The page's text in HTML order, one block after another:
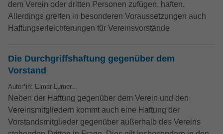
dem Verein oder dritten Personen zufügen, haften.
Allerdings greifen in besonderen Voraussetzungen auch
Haftungserleichterungen für Vereinsvorstände.
Die Durchgriffshaftung gegenüber dem
Vorstand
Autor*in: Elmar Lumer...
Neben der Haftung gegenüber dem Verein und den
Vereinsmitgliedern kommt auch eine Haftung der
Vorstandsmitglieder gegenüber außerhalb des Vereins
Anbieter TYPO3
Laufzeit 1 Jahr
Zweck
Enthält die gewählten Tracking-Optin-
Zweck
Kampagnendaten zu berechnen und die
Nutzung der Website für den
Analysebericht der Website zu verfolgen.
generierte Nummer zu, um eindeutige
Name _gid
Anbieter Google LLC
Anbieter Google LLC
Laufzeit 6 Monate
Zweck
ID, über die Google Ihre bevorzugten
Sprache (z. B. Deutsch), wie viele
Suchergebnisse pro Seite angezeigt
werden sollen (z. B. 10 oder 20) und ob
der Google SafeSearch-Filter aktiviert sein
Externe Inhalte
Wir verwenden auf unserer Website externe Inhalte, um
Ihnen zusätzliche Informationen anzubieten.